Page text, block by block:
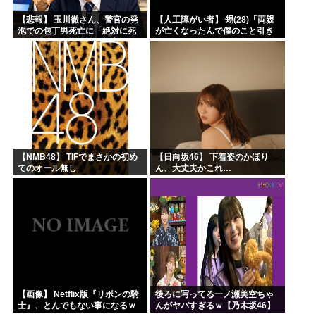
【悲報】 玉川徹さん、警官の発
泡での包丁男死亡に「絶対に死
刑にならない罪なのに警察が死
刑にした！」 → 元警官のマジレ
スがコチラ → ………
【人工障がい者】 甥(28)「両親
が亡くなったんで僕のこと引き
取ってほしいんですけど！」な
【NMB48】 TIFでまさかの初め
てのオール無し
【日向坂46】 下着姿のかほり
ん、大丈夫かこれ…
【画像】 Netflix版『リボンの騎
士』、とんでもない事になるｗ
後ろに写ってる一ノ瀬美空ちゃ
んがヤバすぎるｗ【乃木坂46】